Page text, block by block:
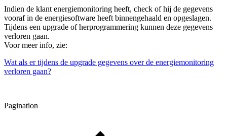
Indien de klant energiemonitoring heeft, check of hij de gegevens
vooraf in de energiesoftware heeft binnengehaald en opgeslagen.
Tijdens een upgrade of herprogrammering kunnen deze gegevens
verloren gaan.
Voor meer info, zie:
Wat als er tijdens de upgrade gegevens over de energiemonitoring
verloren gaan?
Pagination